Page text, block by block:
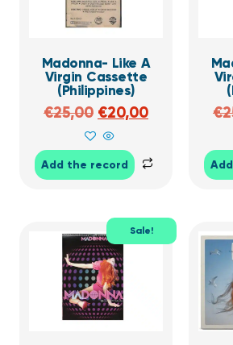
Madonna- Like A
Virgin Cassette
(Philippines)
€25,00 €20,00
Add the record
€
Sale!